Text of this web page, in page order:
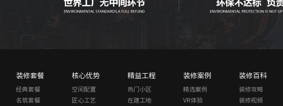
装修套餐
经典套餐
名筑套餐
核心优势
空间配置
匠心工艺
精益工程
热门小区
在建工地
装修案例
精选案例
VR体验
装修百科
装修攻略
装修视频